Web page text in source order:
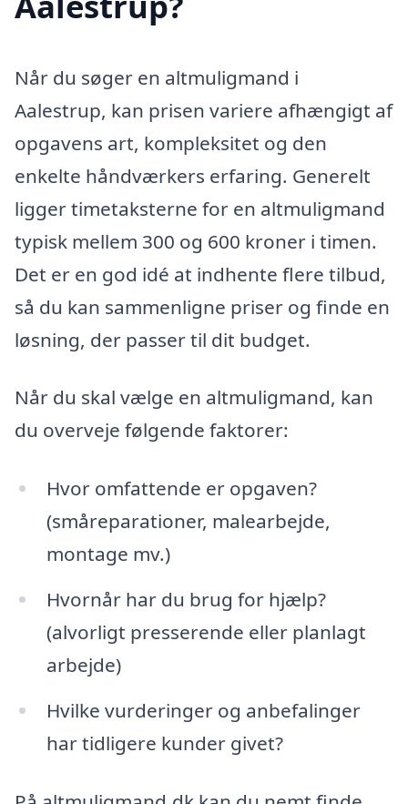
Når du søger en altmuligmand i
Aalestrup, kan prisen variere afhængigt af
opgavens art, kompleksitet og den
enkelte håndværkers erfaring. Generelt
ligger timetaksterne for en altmuligmand
typisk mellem 300 og 600 kroner i timen.
Det er en god idé at indhente flere tilbud,
så du kan sammenligne priser og finde en
løsning, der passer til dit budget.
Når du skal vælge en altmuligmand, kan
du overveje følgende faktorer:
Hvor omfattende er opgaven?
(småreparationer, malearbejde,
montage mv.)
Hvornår har du brug for hjælp?
(alvorligt presserende eller planlagt
arbejde)
Hvilke vurderinger og anbefalinger
har tidligere kunder givet?